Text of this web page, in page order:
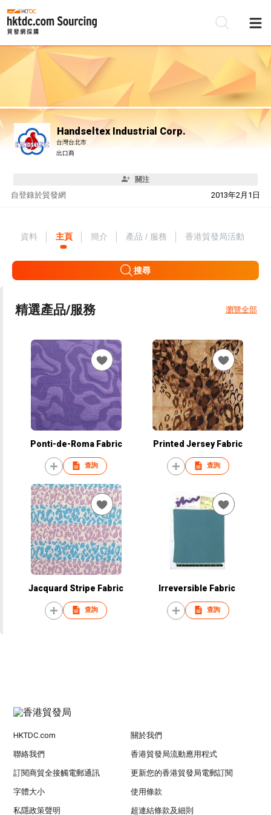
Handseltex Industrial Corp.
台灣台北市
出口商
關注
自 2013年2月1日
登錄於貿發網
資料 主頁 簡介 產品 / 服務 香港貿發局活動
搜尋
精選產品/服務 瀏覽全部
Ponti-de-Roma Fabric
查詢
Printed Jersey Fabric
查詢
Jacquard Stripe Fabric
查詢
Irreversible Fabric
查詢
HKTDC.com 關於我們
聯絡我們 香港貿發局流動應用程式
訂閱商貿全接觸電郵通訊 更新您的香港貿發局電郵訂閱
字體大小 使用條款
私隱政策聲明 超連結條款及細則